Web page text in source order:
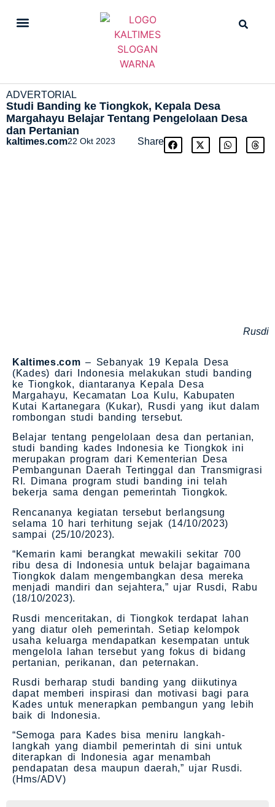
ADVERTORIAL
Studi Banding ke Tiongkok, Kepala Desa
Margahayu Belajar Tentang Pengelolaan Desa
dan Pertanian
kaltimes.com22 Okt 2023 Share
Rusdi
Kaltimes.com – Sebanyak 19 Kepala Desa
(Kades) dari Indonesia melakukan studi banding
ke Tiongkok, diantaranya Kepala Desa
Margahayu, Kecamatan Loa Kulu, Kabupaten
Kutai Kartanegara (Kukar), Rusdi yang ikut dalam
rombongan studi banding tersebut.
Belajar tentang pengelolaan desa dan pertanian,
studi banding kades Indonesia ke Tiongkok ini
merupakan program dari Kementerian Desa
Pembangunan Daerah Tertinggal dan Transmigrasi
RI. Dimana program studi banding ini telah
bekerja sama dengan pemerintah Tiongkok.
Rencananya kegiatan tersebut berlangsung
selama 10 hari terhitung sejak (14/10/2023)
sampai (25/10/2023).
“Kemarin kami berangkat mewakili sekitar 700
ribu desa di Indonesia untuk belajar bagaimana
Tiongkok dalam mengembangkan desa mereka
menjadi mandiri dan sejahtera,” ujar Rusdi, Rabu
(18/10/2023).
Rusdi menceritakan, di Tiongkok terdapat lahan
yang diatur oleh pemerintah. Setiap kelompok
usaha keluarga mendapatkan kesempatan untuk
mengelola lahan tersebut yang fokus di bidang
pertanian, perikanan, dan peternakan.
Rusdi berharap studi banding yang diikutinya
dapat memberi inspirasi dan motivasi bagi para
Kades untuk menerapkan pembangun yang lebih
baik di Indonesia.
“Semoga para Kades bisa meniru langkah-
langkah yang diambil pemerintah di sini untuk
diterapkan di Indonesia agar menambah
pendapatan desa maupun daerah,” ujar Rusdi.
(Hms/ADV)